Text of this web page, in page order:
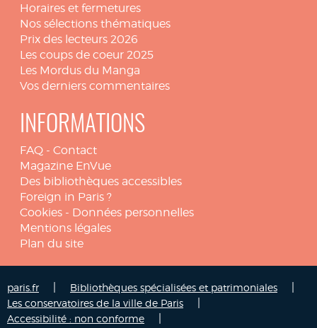
Horaires et fermetures
Nos sélections thématiques
Prix des lecteurs 2026
Les coups de coeur 2025
Les Mordus du Manga
Vos derniers commentaires
INFORMATIONS
FAQ - Contact
Magazine EnVue
Des bibliothèques accessibles
Foreign in Paris ?
Cookies - Données personnelles
Mentions légales
Plan du site
paris.fr Bibliothèques spécialisées et patrimoniales
Les conservatoires de la ville de Paris
Accessibilité : non conforme